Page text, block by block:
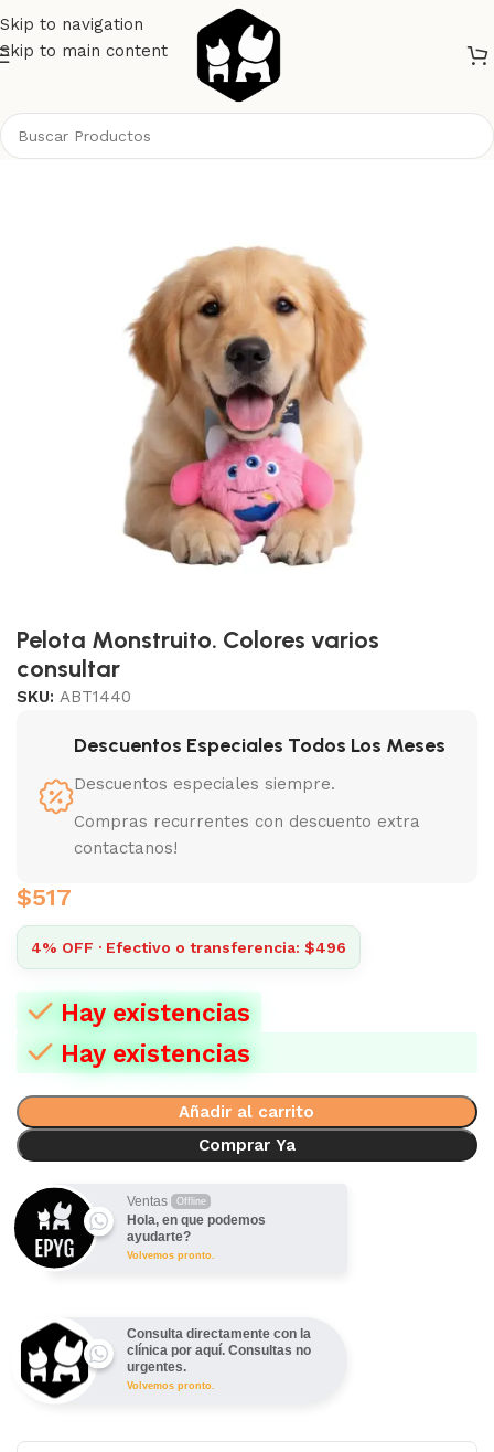
Skip to navigation
Skip to main content
Pelota Monstruito. Colores varios
consultar
SKU: ABT1440
Descuentos Especiales Todos Los Meses
Descuentos especiales siempre.
Compras recurrentes con descuento extra
contactanos!
$517
4% OFF · Efectivo o transferencia: $496
Hay existencias
Hay existencias
Añadir al carrito
Comprar Ya
Ventas Offline
Hola, en que podemos
ayudarte?
Volvemos pronto.
Consulta directamente con la
clínica por aquí. Consultas no
urgentes.
Volvemos pronto.